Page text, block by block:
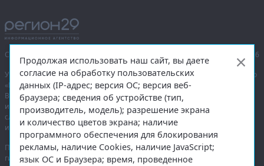
Сетевое издание «Информационное агентство Регион 29»,
© 2016–2026
Учредитель — общество с ограниченной ответственностью «Агентство
«Правда Севера».
Выписка из реестра зарегистрированных средств массовой
информации: ЭЛ № ФС 77-74226 от 09.11.2018 выдано Федеральной
службой по надзору в сфере связи, информационных технологий
и массовых коммуникаций (Роскомнадзор).
При полном или частичном использовании любых материалов
гиперссылка на region29.ruобязательна. Копирование материалов без
Продолжая использовать наш сайт, вы даете
согласие на обработку пользовательских
данных (IP-адрес; версия ОС; версия веб-
браузера; сведения об устройстве (тип,
производитель, модель); разрешение экрана
и количество цветов экрана; наличие
программного обеспечения для блокирования
рекламы, наличие Cookies, наличие JavaScript;
язык ОС и Браузера; время, проведенное